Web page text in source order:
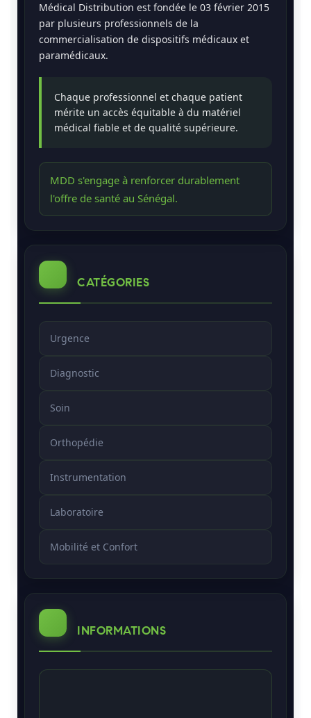
Médical Distribution est fondée le 03 février 2015
par plusieurs professionnels de la
commercialisation de dispositifs médicaux et
paramédicaux.
Chaque professionnel et chaque patient
mérite un accès équitable à du matériel
médical fiable et de qualité supérieure.
MDD s'engage à renforcer durablement
l'offre de santé au Sénégal.
CATÉGORIES
Urgence
Diagnostic
Soin
Orthopédie
Instrumentation
Laboratoire
Mobilité et Confort
INFORMATIONS